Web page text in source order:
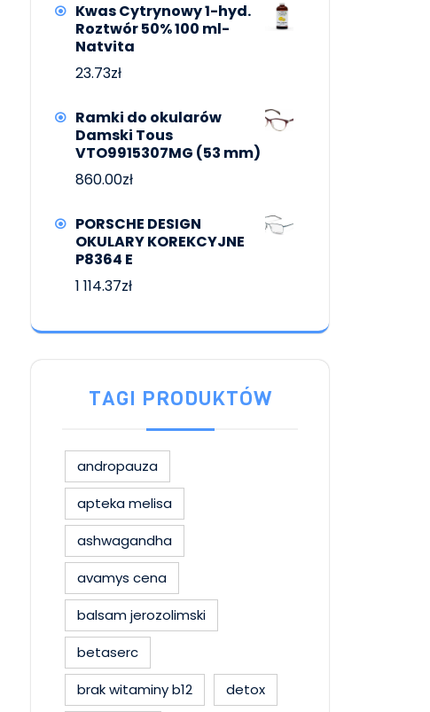
Kwas Cytrynowy 1-hyd.
Roztwór 50% 100 ml-
Natvita
23.73zł
Ramki do okularów
Damski Tous
VTO9915307MG (53 mm)
860.00zł
PORSCHE DESIGN
OKULARY KOREKCYJNE
P8364 E
1 114.37zł
TAGI PRODUKTÓW
andropauza
apteka melisa
ashwagandha
avamys cena
balsam jerozolimski
betaserc
brak witaminy b12
detox